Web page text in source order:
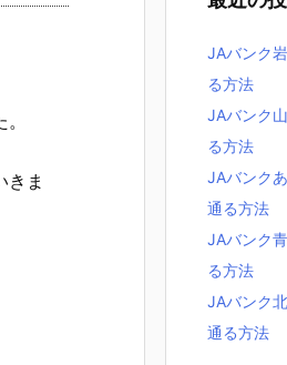
きま
JAバンク
る方法
JAバンク
る方法
JAバンク
通る方法
JAバンク
る方法
JAバンク
通る方法